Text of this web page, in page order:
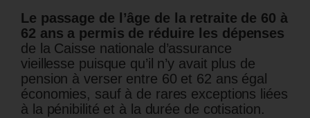
Le passage de l’âge de la retraite de 60 à
62 ans a permis de réduire les dépenses
de la Caisse nationale d’assurance
vieillesse puisque qu’il n’y avait plus de
pension à verser entre 60 et 62 ans égal
économies, sauf à de rares exceptions liées
à la pénibilité et à la durée de cotisation.